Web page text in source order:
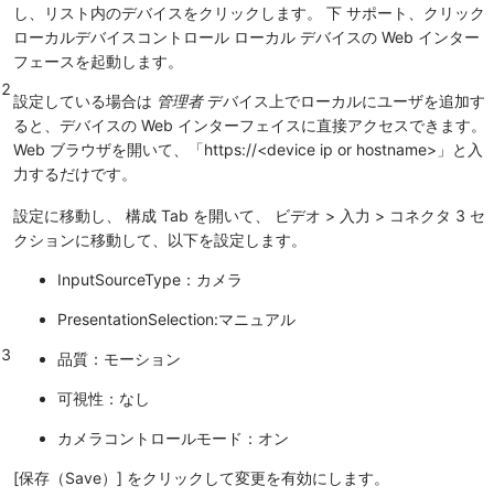
2
し、リスト内のデバイスをクリックします。 下 サポート
、クリック
ローカルデバイスコントロール ローカル デバイスの Web インター
フェースを起動します。
設定している場合は 管理者デバイス上でローカルにユーザを追加す
ると、デバイスの Web インターフェイスに直接アクセスできます。
Web ブラウザを開いて、「https://<device ip or hostname>」と入
力するだけです。
3
設定に移動し、 構成 Tab を開いて、 ビデオ > 入力 > コネクタ 3 セ
クションに移動して、以下を設定します。
InputSourceType：カメラ
PresentationSelection:マニュアル
品質：モーション
可視性：なし
カメラコントロールモード：オン
[保存（Save）] をクリックして変更を有効にします。